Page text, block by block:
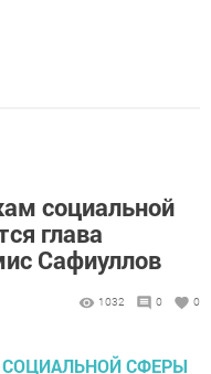
социальной
глава
Сафиуллов
1032 0 0